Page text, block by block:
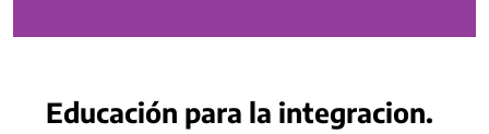
Educación para la integracion.